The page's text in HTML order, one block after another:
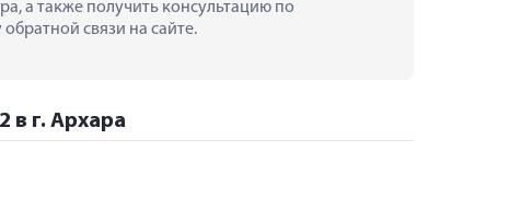
а также получить консультацию по
связи на сайте.
в г. Архара